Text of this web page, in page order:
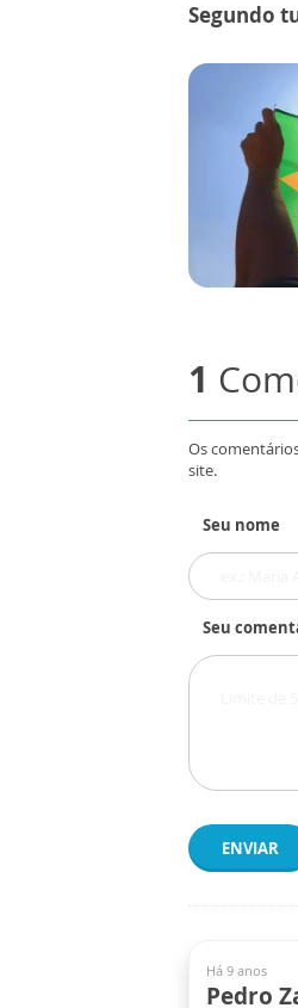
Segundo
1
Os
site.
Seu nome
Seu
ENVIAR
Há 9 anos
Pedro